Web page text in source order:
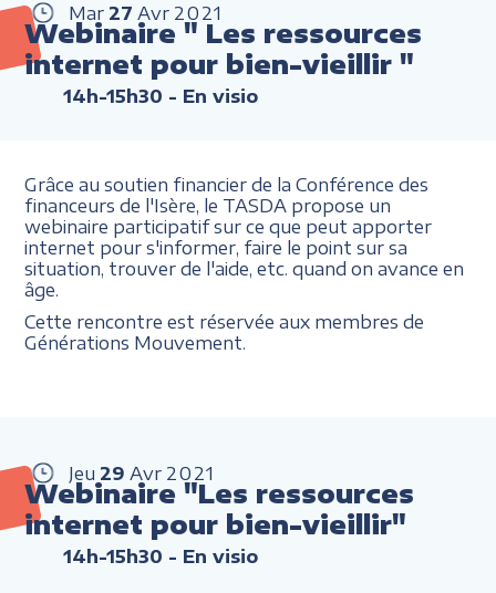
Mar 27 Avr 2021
Webinaire " Les ressources
internet pour bien-vieillir "
14h-15h30 - En visio
Grâce au soutien financier de la Conférence des
financeurs de l'Isère, le TASDA propose un
webinaire participatif sur ce que peut apporter
internet pour s'informer, faire le point sur sa
situation, trouver de l'aide, etc. quand on avance en
âge.
Cette rencontre est réservée aux membres de
Générations Mouvement.
Jeu 29 Avr 2021
Webinaire "Les ressources
internet pour bien-vieillir"
14h-15h30 - En visio